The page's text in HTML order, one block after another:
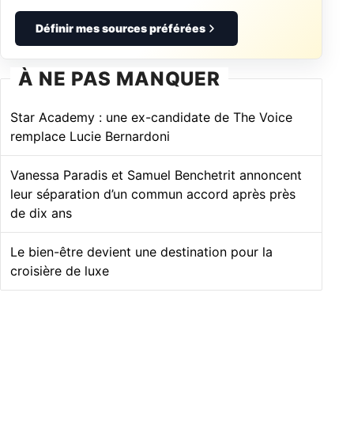
Définir mes sources préférées
À NE PAS MANQUER
Star Academy : une ex-candidate de The Voice
remplace Lucie Bernardoni
Vanessa Paradis et Samuel Benchetrit annoncent
leur séparation d’un commun accord après près
de dix ans
Le bien-être devient une destination pour la
croisière de luxe